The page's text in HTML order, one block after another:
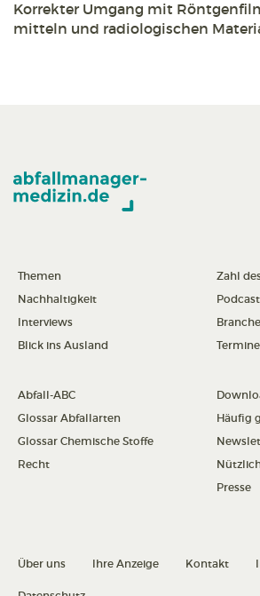
Korrekter Umgang mit
mitteln und radiologischen
Themen
Nachhaltigkeit
Interviews
Blick ins Ausland
Zahl
Podcast
Termine
Abfall-ABC
Glossar Abfallarten
Glossar Chemische Stoffe
Recht
Häufig
Presse
Über uns Ihre Anzeige Kontakt